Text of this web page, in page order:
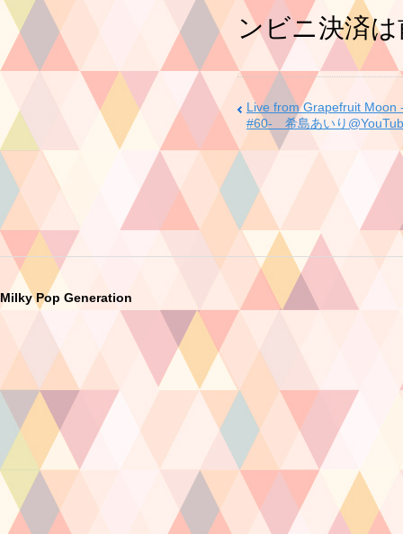
ンビニ決済
Live from Grapefruit Moon
#60- 希島あいり
Milky Pop Generation